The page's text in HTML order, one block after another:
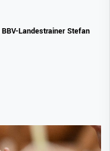
BBV-Landestrainer Stefan